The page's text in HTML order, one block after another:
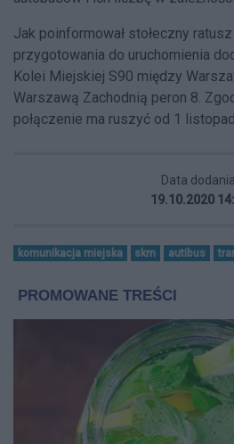
Jak poinformował stołeczny
przygotowania do uruchomienia
Kolei Miejskiej S90 między
Warszawą Zachodnią peron 8.
połączenie ma ruszyć od 1
Data
19.10.2020
komunikacja miejska skm autibus